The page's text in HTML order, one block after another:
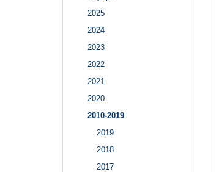
2025
2024
2023
2022
2021
2020
2010-2019
2019
2018
2017